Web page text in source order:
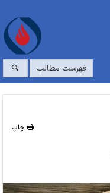
فهرست مطالب
چاپ